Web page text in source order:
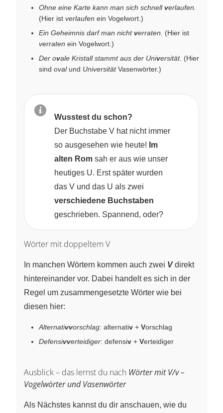
Ohne eine Karte kann man sich schnellverlaufen.
(Hier ist verlaufen ein Vogelwort.)
Ein Geheimnis darf man nichtverraten.
(Hier ist
verraten ein Vogelwort.)
Der ovale Kristall stammt aus der Universität. (Hier
sind ovalund UniversitätVasenwörter.)
Wusstest du schon?
Der Buchstabe V hat nicht immer
so ausgesehen wie heute! Im
alten Rom sah er aus wie unser
heutiges U. Erst später wurden
das V und das U als zwei
verschiedene Buchstaben
geschrieben. Spannend, oder?
Wörter mit doppeltem V
In manchen Wörtern kommen auch zwei Vdirekt
hintereinander vor. Dabei handelt es sich in der
Regel um zusammengesetzte Wörter wie bei
diesen hier:
Alternativvorschlag: alternativ + Vorschlag
Defensivverteidiger: defensiv + Verteidiger
Ausblick – das lernst du nach Wörter mit V/v –
Vogelwörter und Vasenwörter
Als Nächstes kannst du dir anschauen, wie du